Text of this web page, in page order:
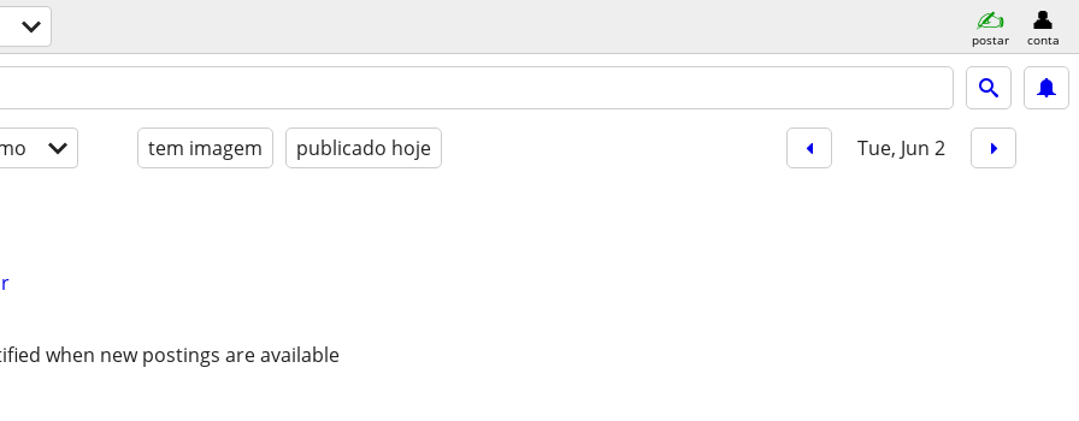
postar conta
tem imagem publicado hoje Tue, Jun 2
when new postings are available